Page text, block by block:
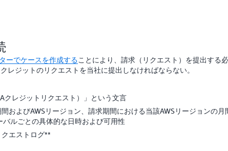
ーでケースを作成することにより、請求（リクエスト）を提出する
ジットのリクエストを当社に提出しなければならない。
クレジットリクエスト）」という文言
およびAWSリージョン、請求期間における当該AWSリージョンの
ルごとの具体的な日時および可用性
エストログ**